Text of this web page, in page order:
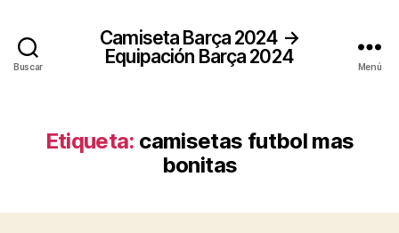
Buscar
Camiseta Barça 2024 →
Equipación Barça 2024
Menú
Etiqueta: camisetas futbol mas
bonitas